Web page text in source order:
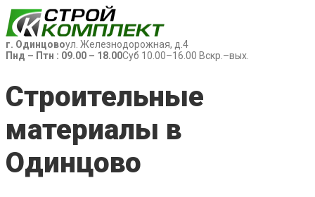
г. Одинцовоул. Железнодорожная, д.4
Пнд – Птн : 09.00 – 18.00Суб 10.00–16.00 Вскр.–вых.
Строительные
материалы в
Одинцово